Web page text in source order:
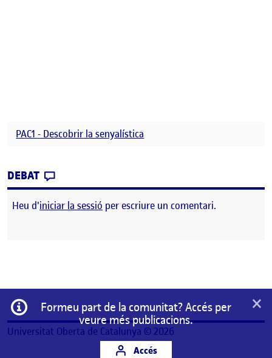
PAC1 - Descobrir la senyalística
DEBAT
Heu d'iniciar la sessió per escriure un comentari.
Informació
Formeu part de la comunitat? Accés per
veure més publicacions.
Accés
×
Universitat Oberta de Catalunya © 2026